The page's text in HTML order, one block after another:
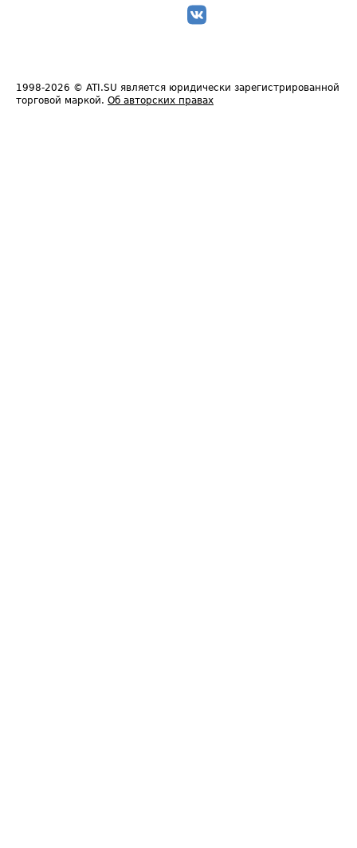
1998-2026 © ATI.SU является юридически зарегистрированной
торговой маркой. Об авторских правах